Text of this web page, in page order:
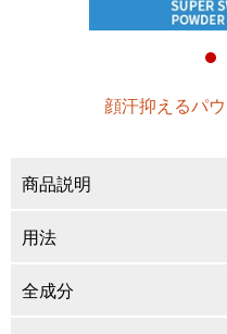
顔汗抑えるパ
商品説明
用法
全成分